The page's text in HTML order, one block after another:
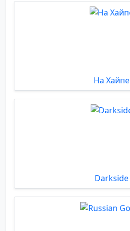
На Хайпе
Darkside